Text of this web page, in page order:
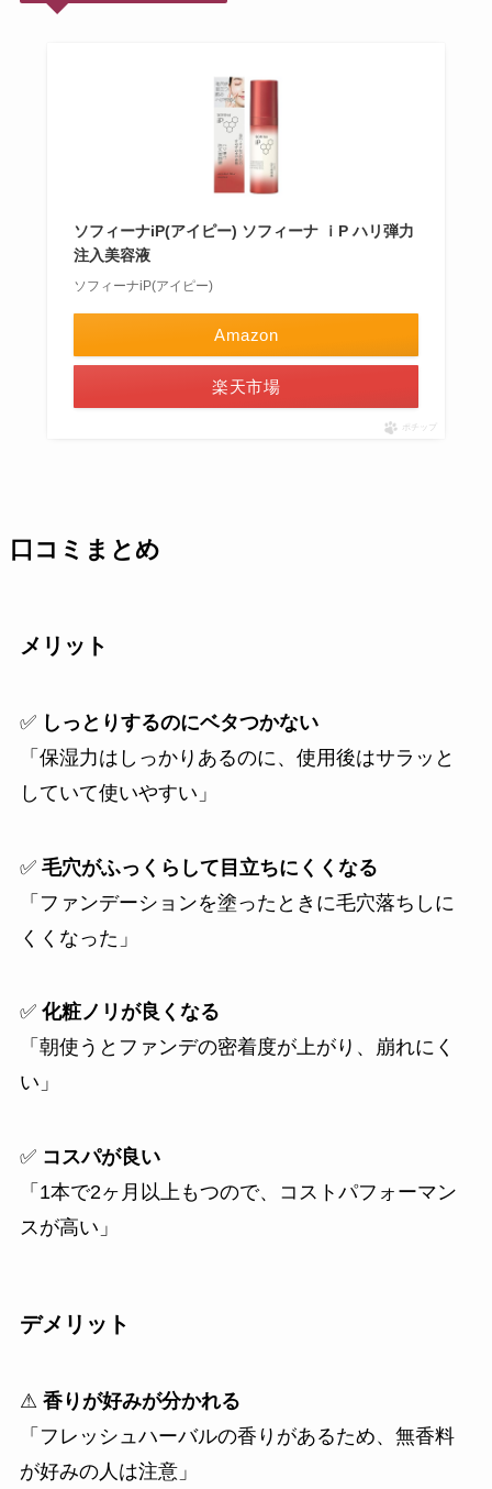
ソフィーナiP(アイピー) ソフィーナ ｉP ハリ弾力
注入美容液
ソフィーナiP(アイピー)
Amazon
楽天市場
ポチップ
口コミまとめ
メリット
✅ しっとりするのにベタつかない
「保湿力はしっかりあるのに、使用後はサラッと
していて使いやすい」
✅ 毛穴がふっくらして目立ちにくくなる
「ファンデーションを塗ったときに毛穴落ちしに
くくなった」
✅ 化粧ノリが良くなる
「朝使うとファンデの密着度が上がり、崩れにく
い」
✅ コスパが良い
「1本で2ヶ月以上もつので、コストパフォーマン
スが高い」
デメリット
⚠ 香りが好みが分かれる
「フレッシュハーバルの香りがあるため、無香料
が好みの人は注意」